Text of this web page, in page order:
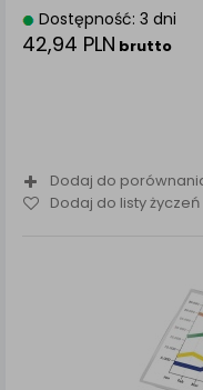
Dostępność: 3 dni
42,94 PLN brutto
Dodaj do
Dodaj do listy życzeń